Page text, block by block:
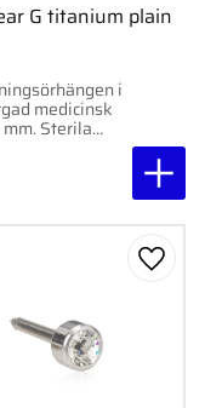
G titanium plain
i
medicinsk
Sterila
Lägg